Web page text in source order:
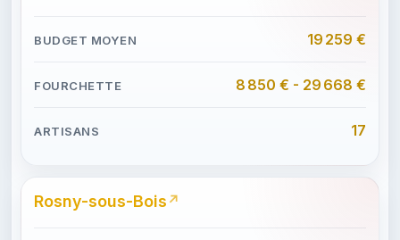
19 259 €
8 850 € - 29 668 €
17
Rosny-sous-Bois